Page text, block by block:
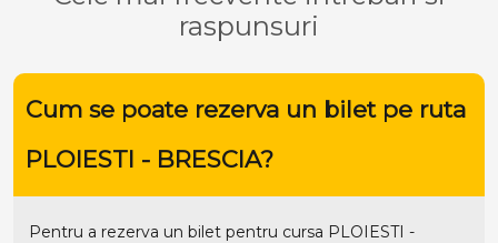
raspunsuri
Cum se poate rezerva un bilet pe ruta
PLOIESTI - BRESCIA?
Pentru a rezerva un bilet pentru cursa PLOIESTI -